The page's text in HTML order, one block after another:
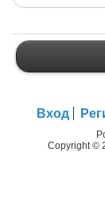
Вход
Copyright ©